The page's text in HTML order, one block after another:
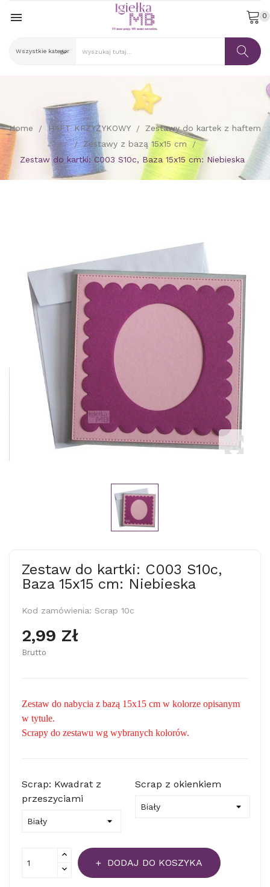
 0
Home HAFT KRZYŻYKOWY
Zestawy do kartek z haftem
Zestawy z bazą 15x15 cm
Zestaw do kartki: C003 S10c, Baza 15x15 cm: Niebieska
Zestaw do kartki: C003 S10c,
Baza 15x15 cm: Niebieska
Kod zamówienia: Scrap 10c
2,99 Zł
Brutto
Zestaw do nabycia z bazą 15x15 cm w kolorze opisanym
w tytule.
Scrapy do zestawu wg wybranych kolorów.
Scrap: Kwadrat z
przeszyciami
Scrap z okienkiem
DODAJ DO KOSZYKA